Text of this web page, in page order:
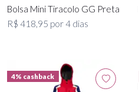
Bolsa Mini Tiracolo GG Preta
R$ 418,95 por 4 dias
4% cashback